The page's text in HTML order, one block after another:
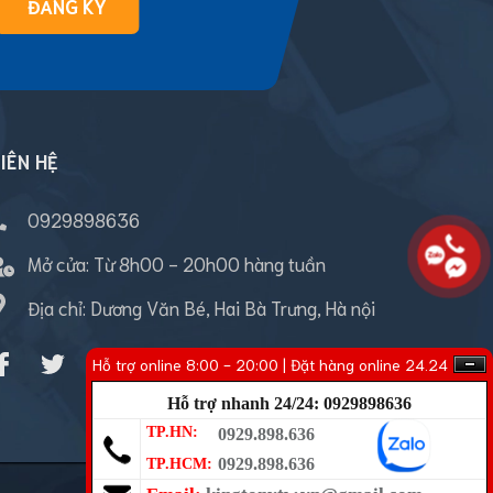
ĐĂNG KÝ
HỆ
0929898636
Mở cửa: Từ 8h00 - 20h00 hàng tuần
Địa chỉ: Dương Văn Bé, Hai Bà Trưng, Hà nội
Hỗ trợ online 8:00 - 20:00 | Đặt hàng online 24.24
Hỗ trợ nhanh 24/24: 0929898636
TP.HN: 0929.898.636
TP.HCM: 0929.898.636